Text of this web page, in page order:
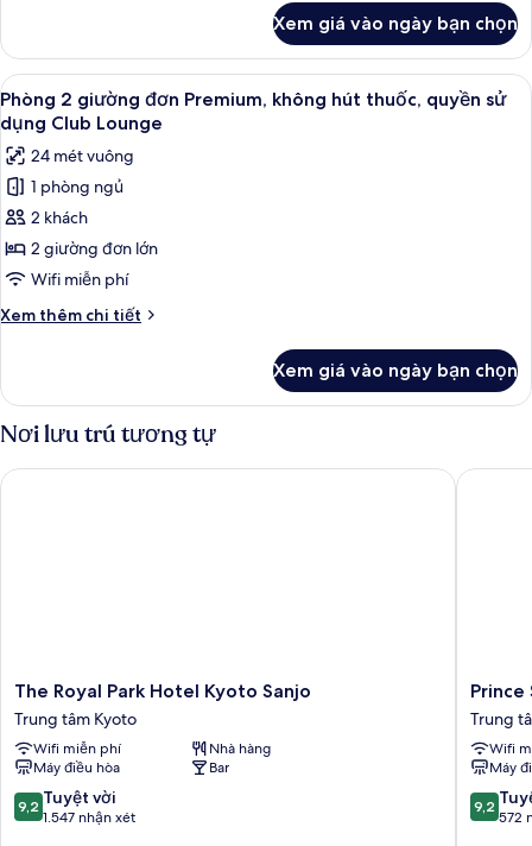
sử
dụng
Club
Lounge
Phòng
đôi
Premium,
không
hút
thuốc,
quyền
sử
dụng
Club
Xem giá vào ngày bạn chọn
Xem
tất
cả
ảnh
Phòng
2
giường
đơn
Premium,
không
thuốc,
quyền
sử
dụng
Chăn bông, két bảo mật tại phòng,
17
Phòng 2 giường đơn Premium, không hút thuốc, quyền sử
dụng Club Lounge
24 mét vuông
1 phòng ngủ
2 khách
2 giường đơn lớn
Wifi miễn phí
Xem thêm chi tiết
Chi
Phòng
2
giường
đơn
Premium,
Xem giá vào ngày bạn chọn
Nơi lưu trú tương tự
The
Royal
Park
Hotel
Kyoto
Sanjo
Trung
The Royal Park Hotel Kyoto Sanjo
Trung tâm Kyoto
Wifi miễn phí
Nhà hàng
Máy điều hòa
Bar
9.2
trên
9,2 Tuyệt vời
1.547 nhận xét
The Royal Park Hotel Kyoto Sanjo
Prince
Smart
Inn
Kyoto
Sanjo
Trung
tâm
Prince
Trung
Wifi
Máy
9.2
trên
9,2
572
Prince